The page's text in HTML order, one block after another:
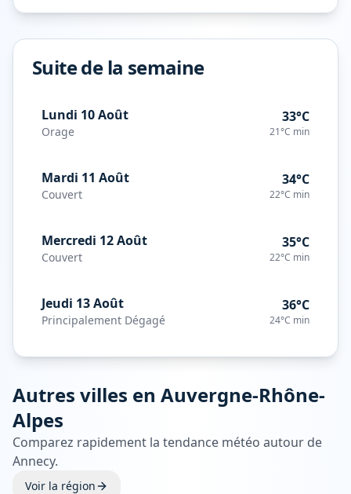
Suite de la semaine
Lundi 10 Août
Orage
33°C
21°C min
Mardi 11 Août
Couvert
34°C
22°C min
Mercredi 12 Août
Couvert
35°C
22°C min
Jeudi 13 Août
Principalement Dégagé
36°C
24°C min
Autres villes en Auvergne-Rhône-
Alpes
Comparez rapidement la tendance météo autour de
Annecy.
Voir la région